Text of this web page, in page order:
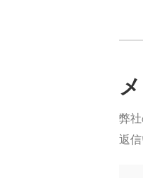
弊
返信